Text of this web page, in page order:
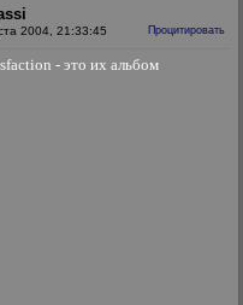
2004, 21:33:45 Процитировать
- это их альбом